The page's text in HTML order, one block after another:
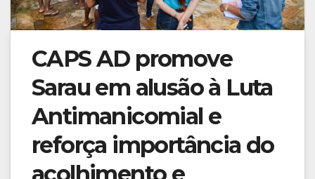
CAPS AD promove
Sarau em alusão à Luta
Antimanicomial e
reforça importância do
acolhimento e